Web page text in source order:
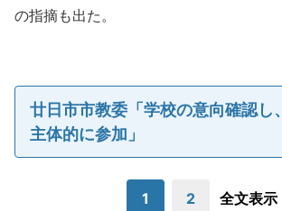
の指摘も出た。
廿日市市教委「学校の意向確認し、
主体的に参加」
1 2 全文表示